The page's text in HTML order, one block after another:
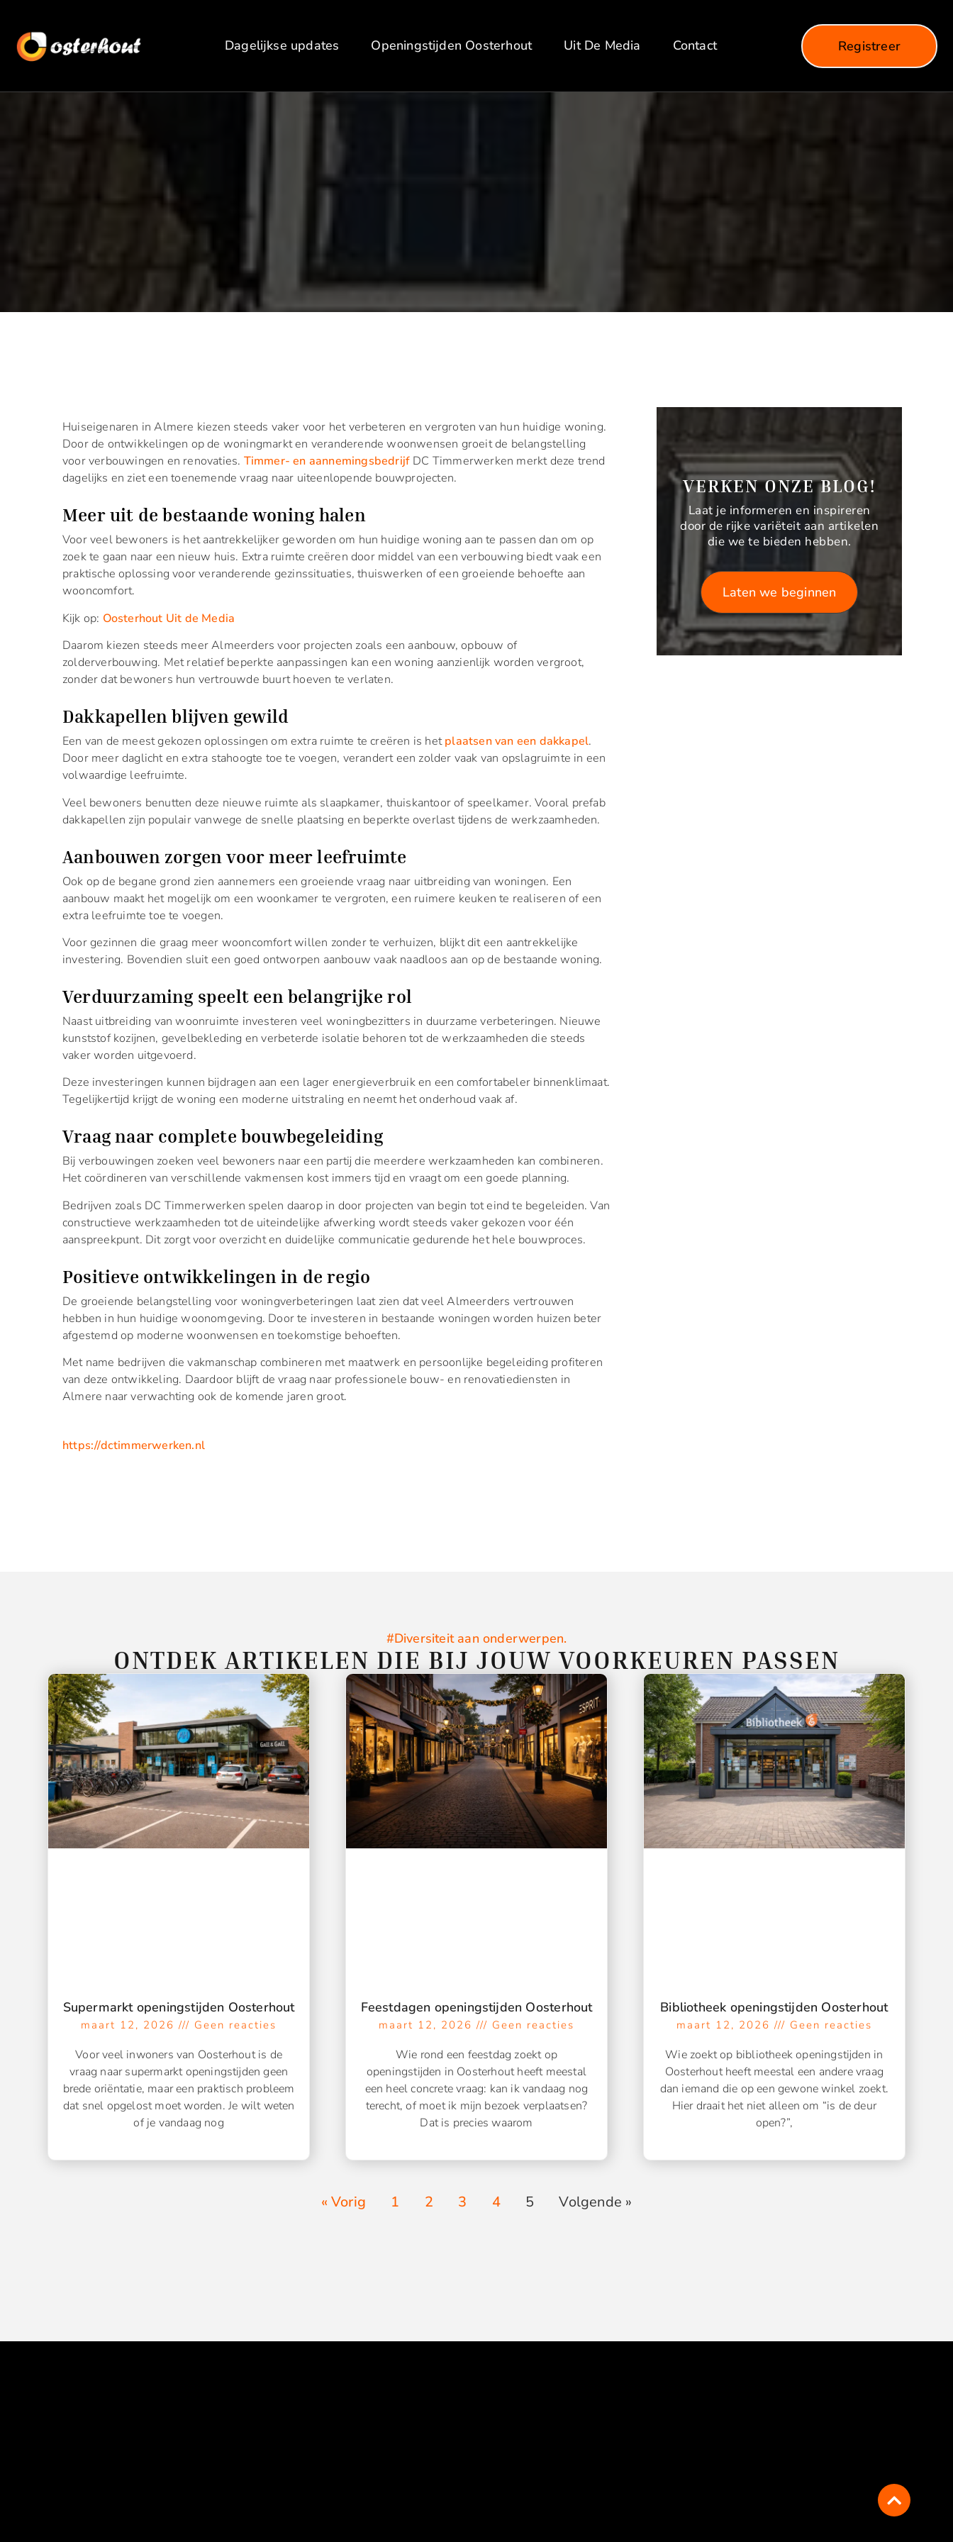
Dagelijkse updates Openingstijden Oosterhout Uit De Media Contact Registreer
Huiseigenaren in Almere kiezen steeds vaker voor het verbeteren en vergroten van hun huidige woning.
Door de ontwikkelingen op de woningmarkt en veranderende woonwensen groeit de belangstelling
voor verbouwingen en renovaties. Timmer- en aannemingsbedrijf DC Timmerwerken merkt deze trend
dagelijks en ziet een toenemende vraag naar uiteenlopende bouwprojecten.
Meer uit de bestaande woning halen
Voor veel bewoners is het aantrekkelijker geworden om hun huidige woning aan te passen dan om op
zoek te gaan naar een nieuw huis. Extra ruimte creëren door middel van een verbouwing biedt vaak een
praktische oplossing voor veranderende gezinssituaties, thuiswerken of een groeiende behoefte aan
wooncomfort.
Kijk op: Oosterhout Uit de Media
Daarom kiezen steeds meer Almeerders voor projecten zoals een aanbouw, opbouw of
zolderverbouwing. Met relatief beperkte aanpassingen kan een woning aanzienlijk worden vergroot,
zonder dat bewoners hun vertrouwde buurt hoeven te verlaten.
Dakkapellen blijven gewild
Een van de meest gekozen oplossingen om extra ruimte te creëren is hetplaatsen van een dakkapel.
Door meer daglicht en extra stahoogte toe te voegen, verandert een zolder vaak van opslagruimte in een
volwaardige leefruimte.
Veel bewoners benutten deze nieuwe ruimte als slaapkamer, thuiskantoor of speelkamer. Vooral prefab
dakkapellen zijn populair vanwege de snelle plaatsing en beperkte overlast tijdens de werkzaamheden.
Aanbouwen zorgen voor meer leefruimte
Ook op de begane grond zien aannemers een groeiende vraag naar uitbreiding van woningen. Een
aanbouw maakt het mogelijk om een woonkamer te vergroten, een ruimere keuken te realiseren of een
extra leefruimte toe te voegen.
Voor gezinnen die graag meer wooncomfort willen zonder te verhuizen, blijkt dit een aantrekkelijke
investering. Bovendien sluit een goed ontworpen aanbouw vaak naadloos aan op de bestaande woning.
Verduurzaming speelt een belangrijke rol
Naast uitbreiding van woonruimte investeren veel woningbezitters in duurzame verbeteringen. Nieuwe
kunststof kozijnen, gevelbekleding en verbeterde isolatie behoren tot de werkzaamheden die steeds
vaker worden uitgevoerd.
Deze investeringen kunnen bijdragen aan een lager energieverbruik en een comfortabeler binnenklimaat.
Tegelijkertijd krijgt de woning een moderne uitstraling en neemt het onderhoud vaak af.
Vraag naar complete bouwbegeleiding
Bij verbouwingen zoeken veel bewoners naar een partij die meerdere werkzaamheden kan combineren.
Het coördineren van verschillende vakmensen kost immers tijd en vraagt om een goede planning.
Bedrijven zoals DC Timmerwerken spelen daarop in door projecten van begin tot eind te begeleiden. Van
constructieve werkzaamheden tot de uiteindelijke afwerking wordt steeds vaker gekozen voor één
aanspreekpunt. Dit zorgt voor overzicht en duidelijke communicatie gedurende het hele bouwproces.
Positieve ontwikkelingen in de regio
De groeiende belangstelling voor woningverbeteringen laat zien dat veel Almeerders vertrouwen
hebben in hun huidige woonomgeving. Door te investeren in bestaande woningen worden huizen beter
afgestemd op moderne woonwensen en toekomstige behoeften.
Met name bedrijven die vakmanschap combineren met maatwerk en persoonlijke begeleiding profiteren
van deze ontwikkeling. Daardoor blijft de vraag naar professionele bouw- en renovatiediensten in
Almere naar verwachting ook de komende jaren groot.
https://dctimmerwerken.nl
VERKEN ONZE BLOG!
Laat je informeren en inspireren
door de rijke variëteit aan artikelen
die we te bieden hebben.
Laten we beginnen
#Diversiteit aan onderwerpen.
ONTDEK ARTIKELEN DIE BIJ JOUW VOORKEUREN PASSEN
Supermarkt openingstijden Oosterhout
maart 12, 2026 Geen reacties
Voor veel inwoners van Oosterhout is de
vraag naar supermarkt openingstijden geen
brede oriëntatie, maar een praktisch probleem
dat snel opgelost moet worden. Je wilt weten
of je vandaag nog
Feestdagen openingstijden Oosterhout
maart 12, 2026 Geen reacties
Wie rond een feestdag zoekt op
openingstijden in Oosterhout heeft meestal
een heel concrete vraag: kan ik vandaag nog
terecht, of moet ik mijn bezoek verplaatsen?
Dat is precies waarom
Bibliotheek openingstijden Oosterhout
maart 12, 2026 Geen reacties
Wie zoekt op bibliotheek openingstijden in
Oosterhout heeft meestal een andere vraag
dan iemand die op een gewone winkel zoekt.
Hier draait het niet alleen om “is de deur
open?”,
« Vorig 1 2 3 4 5 Volgende »